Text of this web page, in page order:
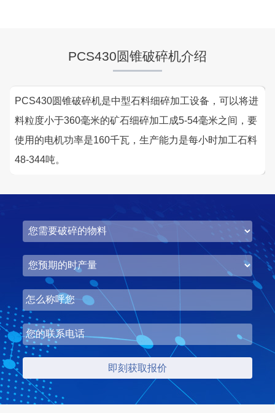
PCS430圆锥破碎机介绍
PCS430圆锥破碎机是中型石料细碎加工设备，可以将进
料粒度小于360毫米的矿石细碎加工成5-54毫米之间，要
使用的电机功率是160千瓦，生产能力是每小时加工石料
48-344吨。
湖北省中昇东浩荆门建材时产500-600吨机制砂项目
项目坐标
湖北省荆门市
设计产能
时产500-600吨
项目业主
中昇东浩荆门建材
生产原料
石灰石